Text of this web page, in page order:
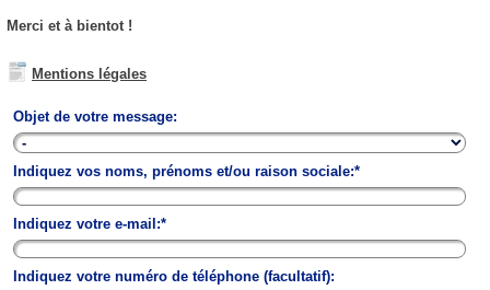
Merci et à bientot !
Mentions légales
Objet de votre message:
Indiquez vos noms, prénoms et/ou raison sociale:*
Indiquez votre e-mail:*
Indiquez votre numéro de téléphone (facultatif):